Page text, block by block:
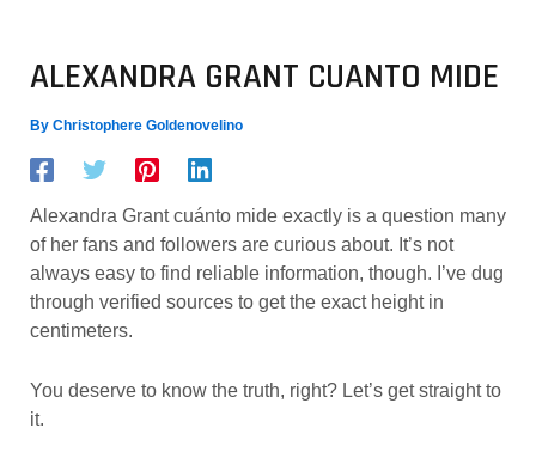
ALEXANDRA GRANT CUANTO MIDE
By Christophere Goldenovelino
Alexandra Grant cuánto mide exactly is a question many
of her fans and followers are curious about. It’s not
always easy to find reliable information, though. I’ve dug
through verified sources to get the exact height in
centimeters.
You deserve to know the truth, right? Let’s get straight to
it.